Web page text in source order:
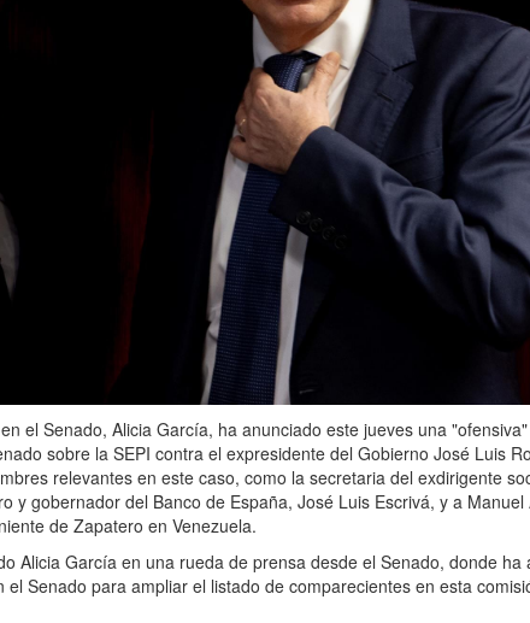
el Senado, Alicia García, ha anunciado este jueves una
sobre la SEPI contra el expresidente del Gobierno José Luis
relevantes en este caso, como la secretaria del exdirigente
y gobernador del Banco de España, José Luis Escrivá, y a
de Zapatero en Venezuela.
Alicia García en una rueda de prensa desde el Senado, donde ha
el Senado para ampliar el listado de comparecientes en esta